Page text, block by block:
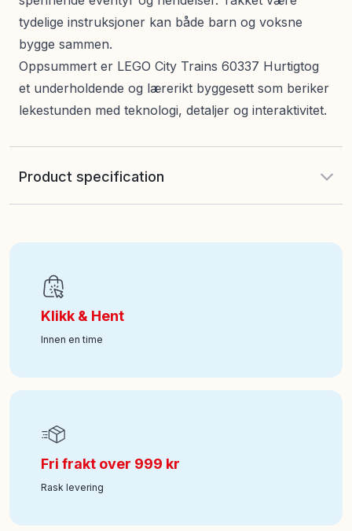
tydelige instruksjoner kan både barn og voksne
bygge sammen.
Oppsummert er LEGO City Trains 60337 Hurtigtog
et underholdende og lærerikt byggesett som beriker
lekestunden med teknologi, detaljer og interaktivitet.
Product specification
5702017162126
Alder fra: 7
Klikk & Hent
Innen en time
Fri frakt over 999 kr
Rask levering